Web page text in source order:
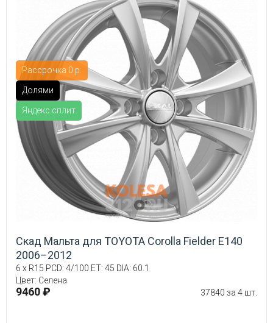
Рассрочка 0 р.
Долями
Яндекс.сплит
Скад Мальта для TOYOTA Corolla Fielder E140
2006–2012
6 x R15 PCD: 4/100 ET: 45 DIA: 60.1
Цвет: Селена
9460 ₽ 37840 за 4 шт.